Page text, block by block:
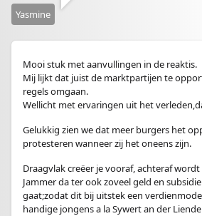
Yasmine
Mooi stuk met aanvullingen in de reaktis.
Mij lijkt dat juist de marktpartijen te
regels omgaan.
Wellicht met ervaringen uit het
Gelukkig zien we dat meer burgers het
protesteren wanneer zij het oneens zijn.
Draagvlak creëer je vooraf, achteraf
Jammer da ter ook zoveel geld en
gaat;zodat dit bij uitstek een
handige jongens a la Sywert an der